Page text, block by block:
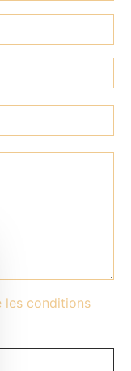
les conditions